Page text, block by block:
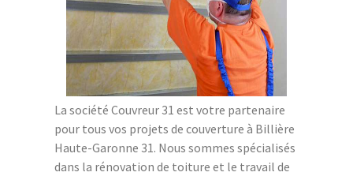
La société Couvreur 31 est votre partenaire
pour tous vos projets de couverture à Billière
Haute-Garonne 31. Nous sommes spécialisés
dans la rénovation de toiture et le travail de